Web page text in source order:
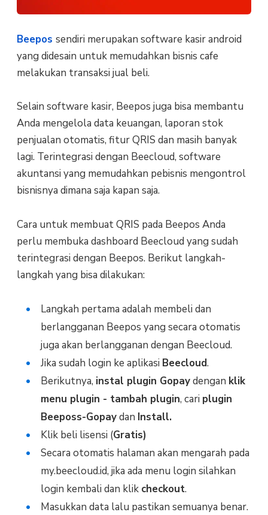
Beepos sendiri merupakan software kasir android
yang didesain untuk memudahkan bisnis cafe
melakukan transaksi jual beli.
Selain software kasir, Beepos juga bisa membantu
Anda mengelola data keuangan, laporan stok
penjualan otomatis, fitur QRIS dan masih banyak
lagi. Terintegrasi dengan Beecloud, software
akuntansi yang memudahkan pebisnis mengontrol
bisnisnya dimana saja kapan saja.
Cara untuk membuat QRIS pada Beepos Anda
perlu membuka dashboard Beecloud yang sudah
terintegrasi dengan Beepos. Berikut langkah-
langkah yang bisa dilakukan:
Langkah pertama adalah membeli dan
berlangganan Beepos yang secara otomatis
juga akan berlangganan dengan Beecloud.
Jika sudah login ke aplikasi Beecloud.
Berikutnya, instal plugin Gopaydengan klik
menu plugin - tambah plugin, cari plugin
Beeposs-Gopaydan Install.
Klik beli lisensi (Gratis)
Secara otomatis halaman akan mengarah pada
my.beecloud.id, jika ada menu login silahkan
login kembali dan klik checkout.
Masukkan data lalu pastikan semuanya benar.